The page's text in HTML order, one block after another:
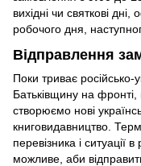
вихідні чи святкові
робочого дня,
Відправлення
Поки триває російсько-
Батьківщину на
створюємо нові
книговидавництво.
перевізника і
можливе, аби